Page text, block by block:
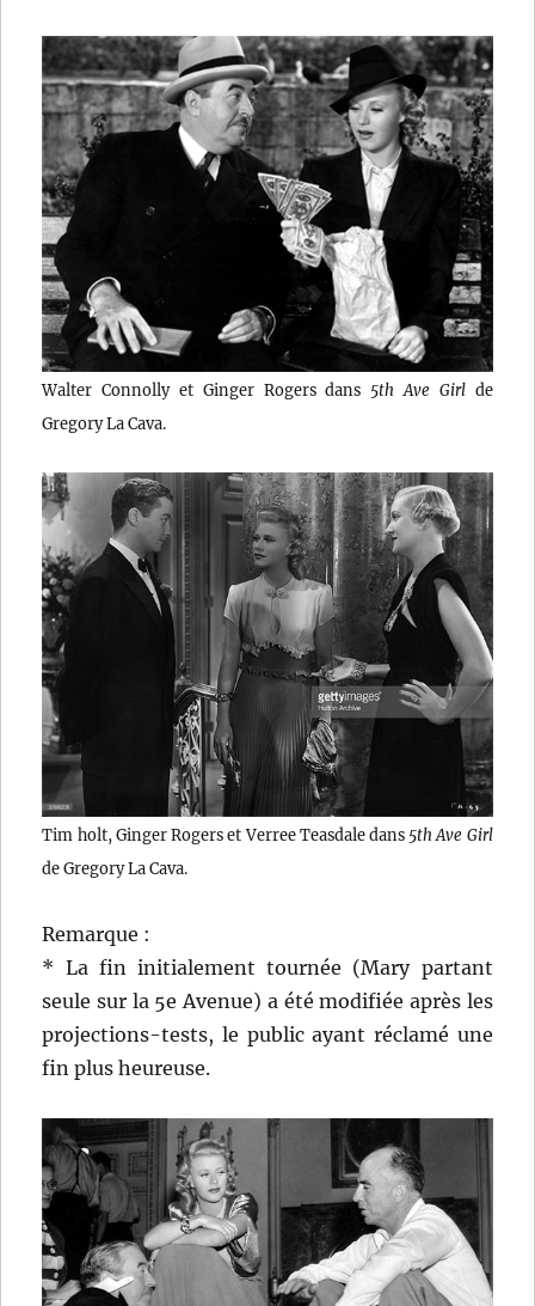
Walter Connolly et Ginger Rogers dans 5th Ave Girlde
Gregory La Cava.
Tim holt, Ginger Rogers et Verree Teasdale dans 5th Ave Girl
de Gregory La Cava.
Remarque :
* La fin initialement tournée (Mary partant
seule sur la 5e Avenue) a été modifiée après les
projections-tests, le public ayant réclamé une
fin plus heureuse.